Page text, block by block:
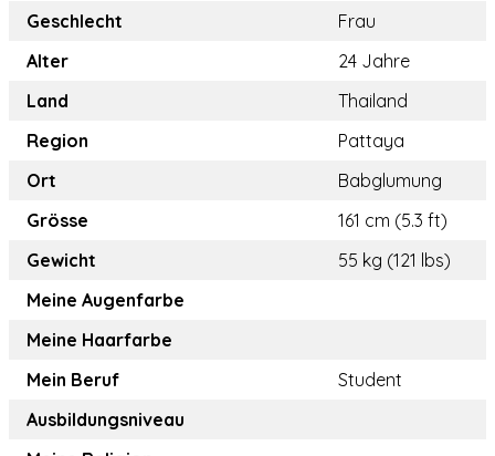
Geschlecht
Frau
Alter
24 Jahre
Land
Thailand
Region
Pattaya
Ort
Babglumung
Grösse
161 cm (5.3 ft)
Gewicht
55 kg (121 lbs)
Meine Augenfarbe
Meine Haarfarbe
Mein Beruf
Student
Ausbildungsniveau